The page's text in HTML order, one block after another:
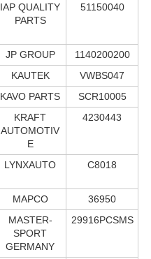
IAP QUALITY
PARTS
51150040
JP GROUP
1140200200
KAUTEK
VWBS047
KAVO PARTS
SCR10005
KRAFT
AUTOMOTIV
E
4230443
LYNXAUTO C8018
MAPCO
36950
MASTER-
SPORT
GERMANY
29916PCSMS